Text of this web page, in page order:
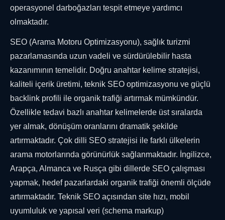
operasyonel darboğazları tespit etmeye yardımcı
olmaktadır.
SEO (Arama Motoru Optimizasyonu), sağlık turizmi
pazarlamasında uzun vadeli ve sürdürülebilir hasta
kazanımının temelidir. Doğru anahtar kelime stratejisi,
kaliteli içerik üretimi, teknik SEO optimizasyonu ve güçlü
backlink profili ile organik trafiği artırmak mümkündür.
Özellikle tedavi bazlı anahtar kelimelerde üst sıralarda
yer almak, dönüşüm oranlarını dramatik şekilde
artırmaktadır. Çok dilli SEO stratejisi ile farklı ülkelerin
arama motorlarında görünürlük sağlanmaktadır. İngilizce,
Arapça, Almanca ve Rusça gibi dillerde SEO çalışması
yapmak, hedef pazarlardaki organik trafiği önemli ölçüde
artırmaktadır. Teknik SEO açısından site hızı, mobil
uyumluluk ve yapısal veri (schema markup)